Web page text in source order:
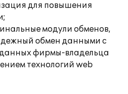
для повышения
модули обменов,
обмен данными с
фирмы-владельца
технологий web